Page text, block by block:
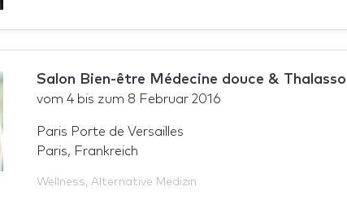
Salon Bien-être Médecine douce &
vom 4bis zum 8 Februar 2016
Paris Porte de Versailles
Paris, Frankreich
Wellness, Alternative Medizin